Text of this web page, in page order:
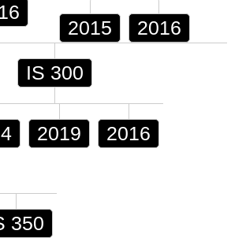
2015 2016
IS 300
2019 2016
350